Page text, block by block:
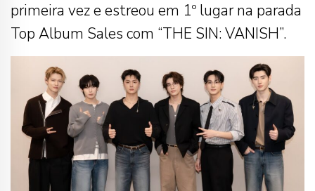
primeira vez e estreou em 1º lugar na parada
Top Album Sales com “THE SIN: VANISH”.